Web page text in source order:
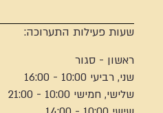
שעות פעילות התערוכה:
ראשון - סגור
שני, רביעי 10:00 - 16:00
שלישי, חמישי 10:00 - 21:00